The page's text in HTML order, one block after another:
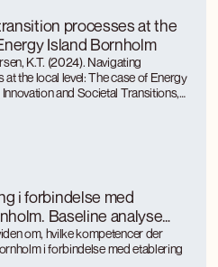
processes at the
Island Bornholm
K.T. (2024). Navigating
the local level: The case of Energy
and Societal Transitions,
i forbindelse med
Baseline analyse
uddannelsesområdet
om, hvilke kompetencer der
i forbindelse med etablering